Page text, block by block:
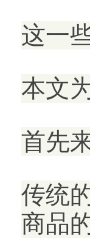
这一
本文
首先
传统
商品